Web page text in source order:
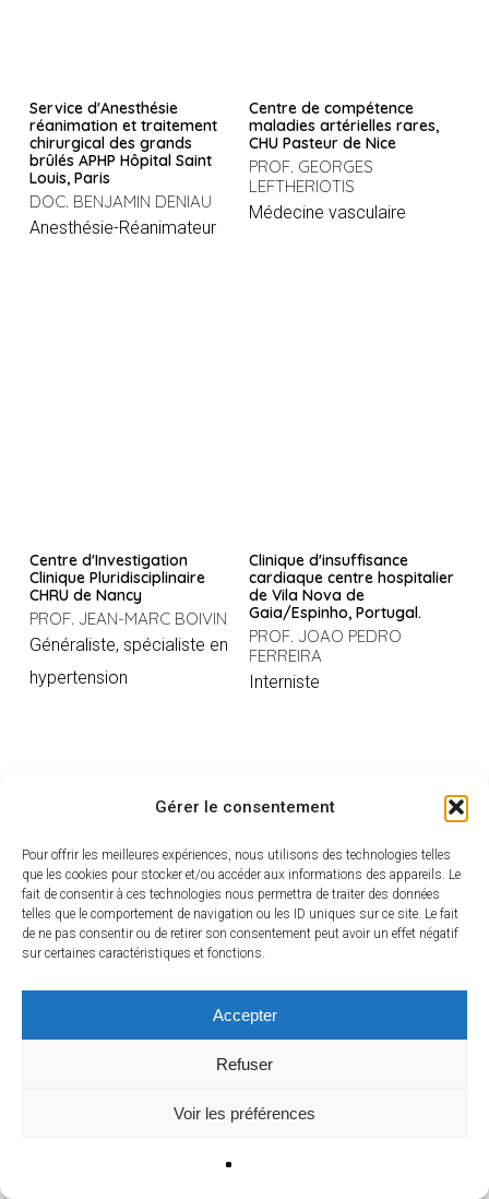
Gérer le consentement
Pour offrir les meilleures expériences, nous utilisons des technologies telles
que les cookies pour stocker et/ou accéder aux informations des appareils. Le
fait de consentir à ces technologies nous permettra de traiter des données
telles que le comportement de navigation ou les ID uniques sur ce site. Le fait
de ne pas consentir ou de retirer son consentement peut avoir un effet négatif
sur certaines caractéristiques et fonctions.
Accepter
Refuser
Voir les préférences
Service d'Anesthésie
réanimation et traitement
chirurgical des grands
brûlés APHP Hôpital Saint
Louis, Paris
DOC. BENJAMIN DENIAU
Anesthésie-Réanimateur
Centre de compétence
maladies artérielles rares,
CHU Pasteur de Nice
PROF. GEORGES
LEFTHERIOTIS
Médecine vasculaire
Centre d'Investigation
Clinique Pluridisciplinaire
CHRU de Nancy
PROF. JEAN-MARC BOIVIN
Généraliste, spécialiste en
hypertension
Clinique d'insuffisance
cardiaque centre hospitalier
de Vila Nova de
Gaia/Espinho, Portugal.
PROF. JOAO PEDRO
FERREIRA
Interniste
Unité de soins intensifs
DOC. LISA HUMBERTJEAN